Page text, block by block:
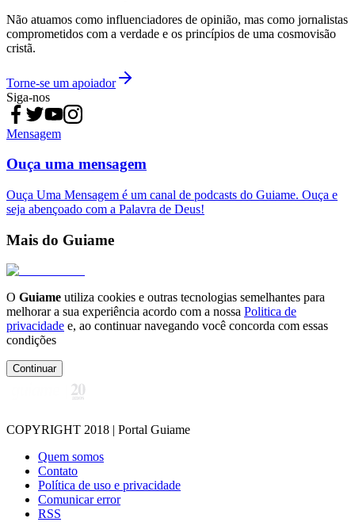
Não atuamos como influenciadores de opinião, mas como jornalistas
comprometidos com a verdade e os princípios de uma cosmovisão
cristã.
Torne-se um apoiador
Siga-nos
Mensagem
Ouça uma mensagem
Ouça Uma Mensagem é um canal de podcasts do Guiame. Ouça e
seja abençoado com a Palavra de Deus!
Mais do Guiame
O Guiame utiliza cookies e outras tecnologias semelhantes para
melhorar a sua experiência acordo com a nossa Politica de
privacidade e, ao continuar navegando você concorda com essas
condições
Continuar
COPYRIGHT 2018 | Portal Guiame
Quem somos
Contato
Política de uso e privacidade
Comunicar error
RSS